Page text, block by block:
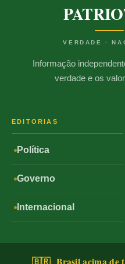
VERDADE ·
Informação
verdade e os
EDITORIAS
Política
Governo
Internacional